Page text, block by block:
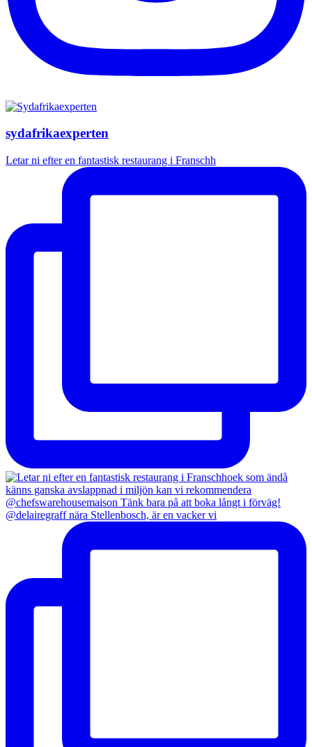
sydafrikaexperten
Letar ni efter en fantastisk restaurang i Franschh
@delairegraff nära Stellenbosch, är en vacker vi